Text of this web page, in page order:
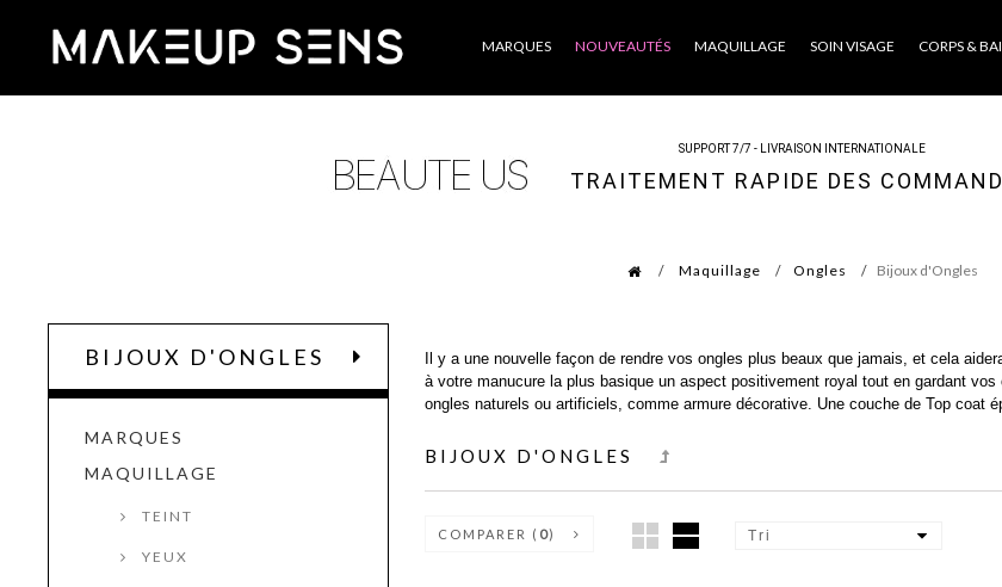
Catégories MARQUES NOUVEAUTÉS MAQUILLAGE SOIN VISAGE CORPS &
SUPPORT 7/7 - LIVRAISON INTERNATIONALE
TRAITEMENT RAPIDE DES
Maquillage Ongles Bijoux d'Ongles
BIJOUX D'ONGLES
MARQUES
MAQUILLAGE
TEINT
YEUX
Il y a une nouvelle façon de rendre vos ongles plus beaux que jamais, et cela
à votre manucure la plus basique un aspect positivement royal tout en gardant
ongles naturels ou artificiels, comme armure décorative. Une couche de Top coat
BIJOUX D'ONGLES
COMPARER ( 0) Tri